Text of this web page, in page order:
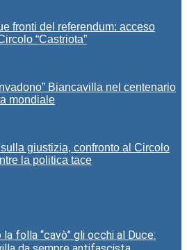
fronti del referendum: acceso
“Castriota”
Biancavilla nel centenario
mondiale
giustizia, confronto al Circolo
la politica tace
la folla “cavò” gli occhi al Duce: